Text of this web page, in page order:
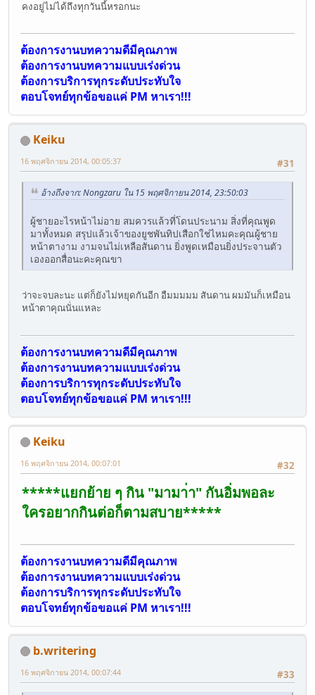
คงอยู่ไม่ได้ถึงทุกวันนี้หรอกนะ
ต้องการงานบทความดีมีคุณภาพ
ต้องการงานบทความแบบเร่งด่วน
ต้องการบริการทุกระดับประทับใจ
ตอบโจทย์ทุกข้อขอแค่ PM หาเรา!!!
Keiku
#31
16 พฤศจิกายน 2014, 00:05:37
อ้างถึงจาก: Nongzaru ใน 15 พฤศจิกายน 2014, 23:50:03
ผู้ชายอะไรหน้าไม่อาย สมควรแล้วที่โดนประนาม สิ่งที่คุณพูด
มาทั้งหมด สรุปแล้วเจ้าของยูชพันทิปเสือกใช่ไหมคะคุณผู้ชาย
หน้าตางาม งามจนไม่เหลือสันดาน ยิ่งพูดเหมือนยิ่งประจานตัว
เองออกสื่อนะคะคุณขา
ว่าจะจบละนะ แต่ก็ยังไม่หยุดกันอีก อืมมมมม สันดาน ผมมันก็เหมือน
หน้าตาคุณนั่นแหละ
ต้องการงานบทความดีมีคุณภาพ
ต้องการงานบทความแบบเร่งด่วน
ต้องการบริการทุกระดับประทับใจ
ตอบโจทย์ทุกข้อขอแค่ PM หาเรา!!!
Keiku
#32
16 พฤศจิกายน 2014, 00:07:01
*****แยกย้าย ๆ กิน "มามา่า" กันอิ่มพอละ
ใครอยากกินต่อก็ตามสบาย*****
ต้องการงานบทความดีมีคุณภาพ
ต้องการงานบทความแบบเร่งด่วน
ต้องการบริการทุกระดับประทับใจ
ตอบโจทย์ทุกข้อขอแค่ PM หาเรา!!!
b.writering
#33
16 พฤศจิกายน 2014, 00:07:44